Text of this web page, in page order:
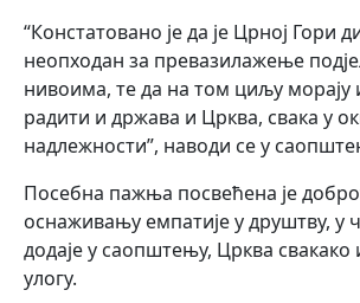
“Констатовано је да је Црној Гори
неопходан за превазилажење
нивоима, те да на том циљу морају
радити и држава и Црква, свака у
надлежности”, наводи се у
Посебна пажња посвећена је
оснаживању емпатије у друштву, у
додаје у саопштењу, Црква свакако
улогу.